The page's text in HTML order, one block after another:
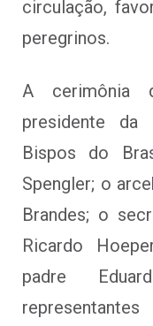
circulação,
peregrinos.
A cerimônia
presidente da
Bispos do
Spengler; o
Brandes; o
Ricardo
padre